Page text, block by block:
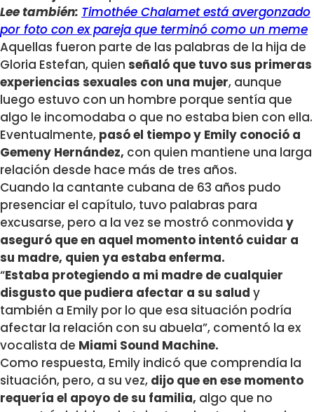
Lee también: Timothée Chalamet está avergonzado
por foto con ex pareja que terminó como un meme
Aquellas fueron parte de las palabras de la hija de
Gloria Estefan, quien señaló que tuvo sus primeras
experiencias sexuales con una mujer, aunque
luego estuvo con un hombre porque sentía que
algo le incomodaba o que no estaba bien con ella.
Eventualmente, pasó el tiempo y Emily conoció a
Gemeny Hernández, con quien mantiene una larga
relación desde hace más de tres años.
Cuando la cantante cubana de 63 años pudo
presenciar el capítulo, tuvo palabras para
excusarse, pero a la vez se mostró conmovida y
aseguró que en aquel momento intentó cuidar a
su madre, quien ya estaba enferma.
“Estaba protegiendo a mi madre de cualquier
disgusto que pudiera afectar a su salud y
también a Emily por lo que esa situación podría
afectar la relación con su abuela”, comentó la ex
vocalista de Miami Sound Machine.
Como respuesta, Emily indicó que comprendía la
situación, pero, a su vez, dijo que en ese momento
requería el apoyo de su familia, algo que no